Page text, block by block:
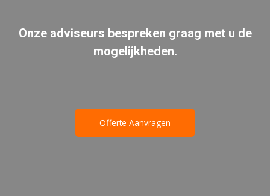
Onze adviseurs bespreken graag met u de
mogelijkheden.
Offerte Aanvragen